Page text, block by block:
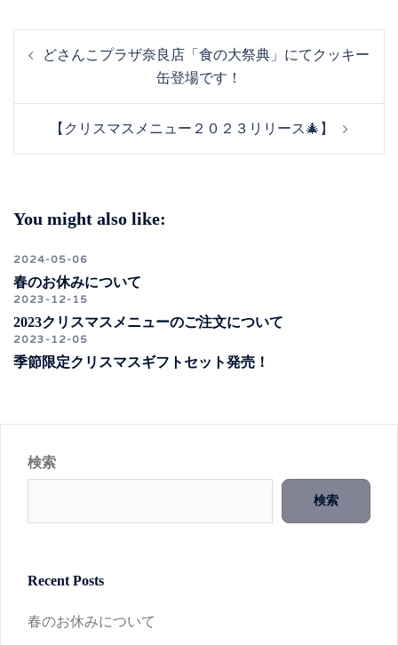
稿
ョ
どさんこプラザ奈良店「食の大祭典」にてクッキー
缶登場です！
【クリスマスメニュー２０２３リリース🎄】
You might also like:
2024-05-06
春のお休みについて
2023-12-15
2023クリスマスメニューのご注文について
2023-12-05
季節限定クリスマスギフトセット発売！
検索
検索
Recent Posts
春のお休みについて